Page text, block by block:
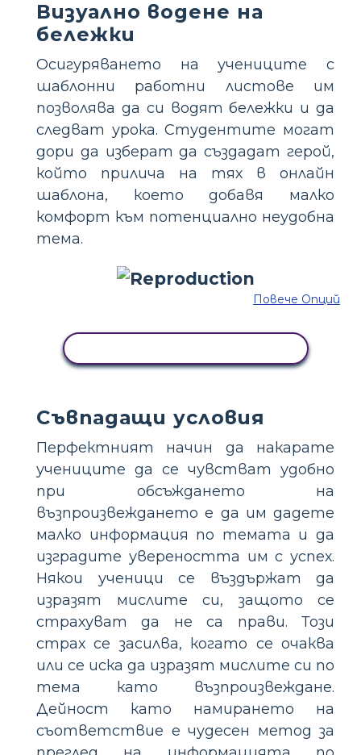
Визуално водене на
бележки
Осигуряването на учениците с
шаблонни работни листове им
позволява да си водят бележки и да
следват урока. Студентите могат
дори да изберат да създадат герой,
който прилича на тях в онлайн
шаблона, което добавя малко
комфорт към потенциално неудобна
тема.
Повече Опций
Съвпадащи условия
Перфектният начин да накарате
учениците да се чувстват удобно
при обсъждането на
възпроизвеждането е да им дадете
малко информация по темата и да
изградите увереността им с успех.
Някои ученици се въздържат да
изразят мислите си, защото се
страхуват да не са прави. Този
страх се засилва, когато се очаква
или се иска да изразят мислите си по
тема като възпроизвеждане.
Дейност като намирането на
съответствие е чудесен метод за